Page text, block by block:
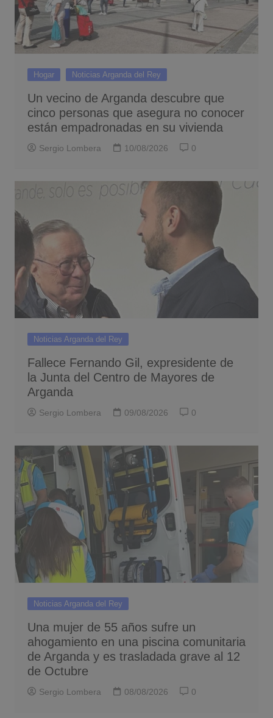
Hogar Noticias Arganda del Rey
Un vecino de Arganda descubre que
cinco personas que asegura no conocer
están empadronadas en su vivienda
Sergio Lombera 10/08/2026 0
Noticias Arganda del Rey
Fallece Fernando Gil, expresidente de
la Junta del Centro de Mayores de
Arganda
Sergio Lombera 09/08/2026 0
Noticias Arganda del Rey
Una mujer de 55 años sufre un
ahogamiento en una piscina comunitaria
de Arganda y es trasladada grave al 12
de Octubre
Sergio Lombera 08/08/2026 0